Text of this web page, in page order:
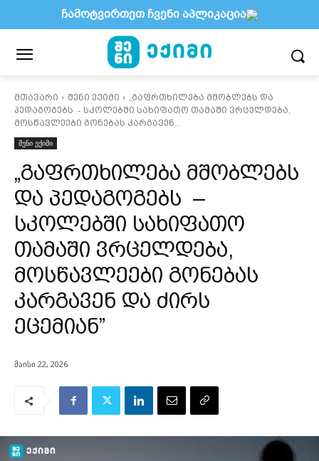
მთავარი შენი ექიმი
„გაფრთხილება მშობლებს და
პედაგოგებს - სკოლებში სახიფათო თამაში ვრცელდება,
მოსწავლეები გონებას კარგავენ...
შენი ექიმი
„გაფრთხილება მშობლებს
და პედაგოგებს –
სკოლებში სახიფათო
თამაში ვრცელდება,
მოსწავლეები გონებას
კარგავენ და ძირს
ეცემიან”
მაისი 22, 2026
ჩამოტვირთეთ ჩვენი აპლიკაცია